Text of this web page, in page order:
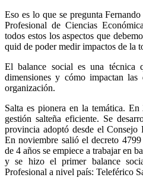
Eso es lo que se pregunta
Profesional de Ciencias
todos estos los aspectos que
quid de poder medir impactos de la
El balance social es una técnica
dimensiones y cómo impactan las
organización.
Salta es pionera en la temática.
gestión salteña eficiente. Se
provincia adoptó desde el Consejo
En noviembre salió el decreto
de 4 años se empiece a trabajar en
y se hizo el primer balance
Profesional a nivel país: Teleférico